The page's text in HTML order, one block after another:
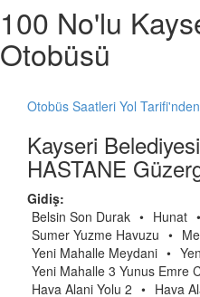
100 No'lu
Otobüsü
Otobüs Saatleri Yol Tarifi'nden
Kayseri
HASTANE
Gidiş:
Belsin Son Durak • Hunat •
Sumer Yuzme Havuzu •
Yeni Mahalle Meydani •
Yeni Mahalle 3 Yunus Emre
Hava Alani Yolu 2 • Hava